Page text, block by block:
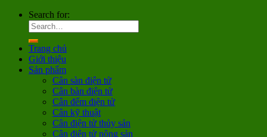
Search for:
Trang chủ
Giới thiệu
Sản phẩm
Cân sàn điện tử
Cân bàn điện tử
Cân đếm điện tử
Cân kỹ thuật
Cân điện tử thủy sản
Cân điện tử nông sản